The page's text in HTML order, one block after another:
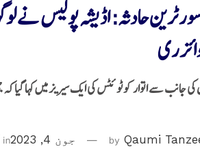
ٹرین حادثہ: اڈیشہ پولیس
جانب سے اتوار کو ٹوئٹس کی ایک سیریز میں کہا گیا
by Qaumi جون 4, 2023 in